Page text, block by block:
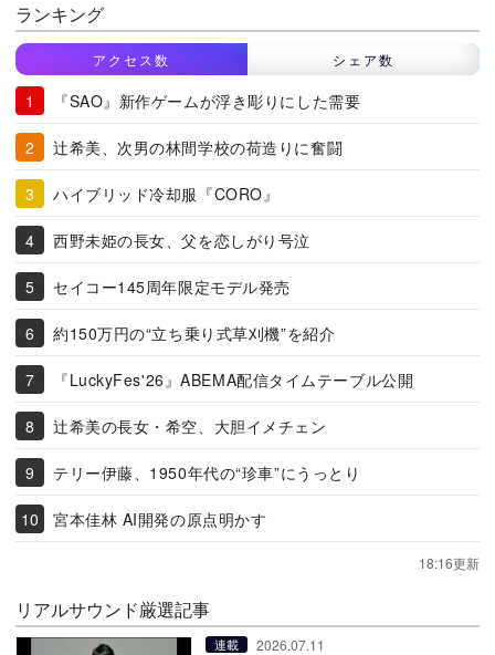
ランキング
アクセス数 シェア数
『SAO』新作ゲームが浮き彫りにした需要
辻希美、次男の林間学校の荷造りに奮闘
ハイブリッド冷却服『CORO』
西野未姫の長女、父を恋しがり号泣
セイコー145周年限定モデル発売
約150万円の“立ち乗り式草刈機”を紹介
『LuckyFes'26』ABEMA配信タイムテーブル公開
辻希美の長女・希空、大胆イメチェン
テリー伊藤、1950年代の“珍車”にうっとり
宮本佳林 AI開発の原点明かす
18:16更新
リアルサウンド厳選記事
連載 2026.07.11